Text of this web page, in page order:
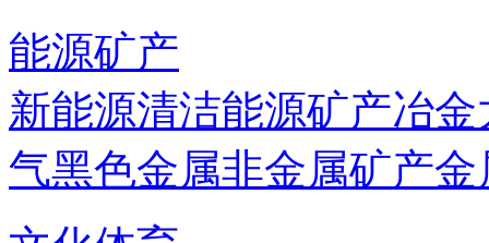
能源矿产
新能源清洁能源矿产冶金
气黑色金属非金属矿产金